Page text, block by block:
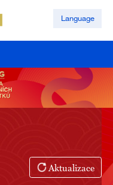
Language
Aktualizace